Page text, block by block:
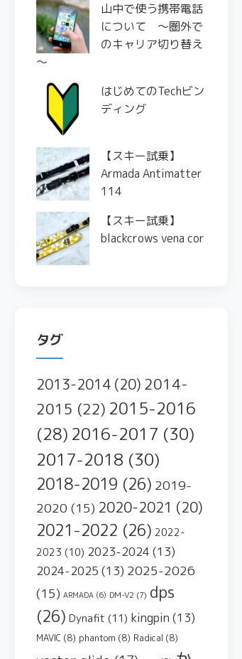
山中で使う携帯電話
について ～圏外で
のキャリア切り替え
～
はじめてのTechビン
ディング
【スキー試乗】
Armada Antimatter
114
【スキー試乗】
blackcrows vena cor
タグ
2013-2014 (20) 2014-
2015 (22) 2015-2016
(28) 2016-2017 (30)
2017-2018 (30)
2018-2019 (26) 2019-
2020 (15) 2020-2021 (20)
2021-2022 (26) 2022-
2023 (10) 2023-2024 (13)
2024-2025 (13) 2025-2026
(15) ARMADA (6) DM-V2 (7) dps
(26) Dynafit (11) kingpin (13)
MAVIC (8) phantom (8) Radical (8)